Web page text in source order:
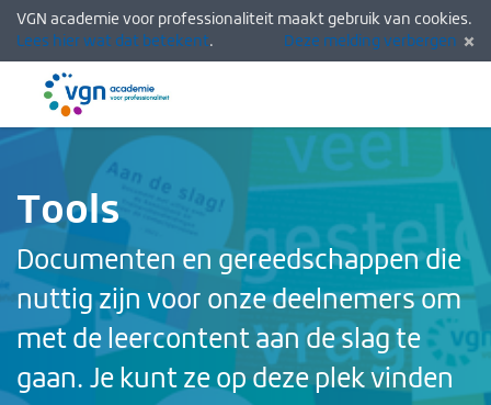
VGN academie voor professionaliteit maakt gebruik van cookies.
Lees hier wat dat betekent. Deze melding verbergen
Menu
Tools
Documenten en gereedschappen die
nuttig zijn voor onze deelnemers om
met de leercontent aan de slag te
gaan. Je kunt ze op deze plek vinden